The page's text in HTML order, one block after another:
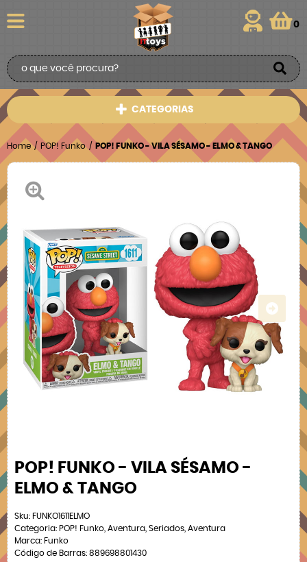
0
CATEGORIAS
Home POP! Funko POP! FUNKO - VILA SÉSAMO - ELMO & TANGO
POP! FUNKO - VILA SÉSAMO -
ELMO & TANGO
Sku: FUNKO1611ELMO
Categoria: POP! Funko Aventura Seriados Aventura
Marca: Funko
Código de Barras: 889698801430